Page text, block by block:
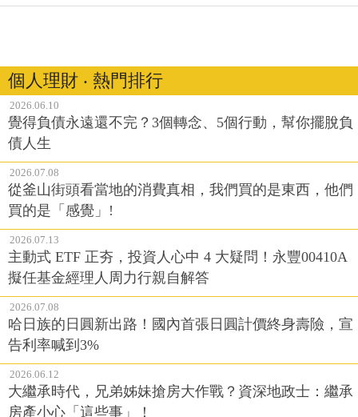
個人理財 ‧ 熱門排行
2026.06.10
覺得負債永遠還不完？3個轉念、5個行動，幫你擺脫負
債人生
2026.07.08
從釜山街頭看當地的消費真相，我們買的是東西，他們
買的是「感覺」!
2026.07.13
主動式 ETF 正夯，投資人心中 4 大疑問！永豐00410A
擬任基金經理人周力行親自解答
2026.07.08
哈日族的日圓新出路！國內首張日圓計價終身壽險，宣
告利率喊到3%
2026.06.12
大繼承時代，兄弟姊妹搶房大作戰？資深地政士：繼承
房產小心「這些事」！